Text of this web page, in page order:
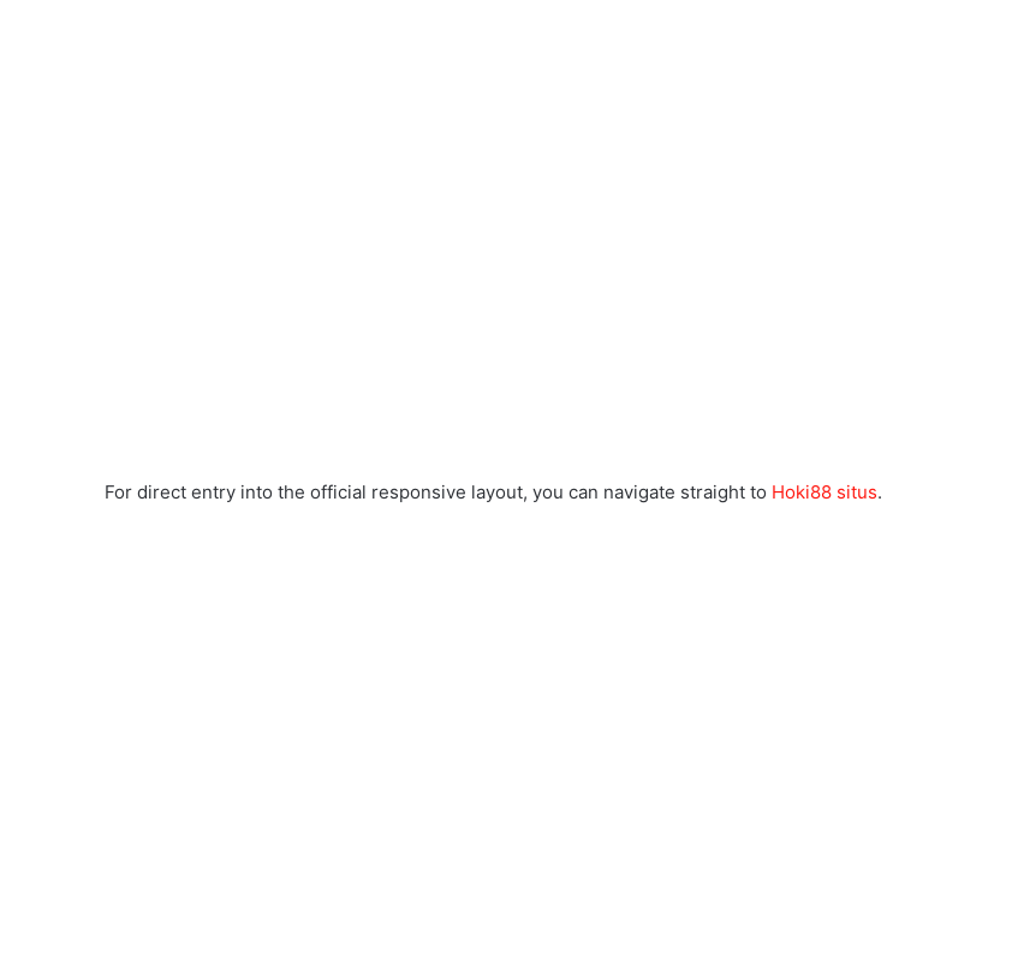
For direct entry into the official responsive layout, you can navigate straight to Hoki88 situs.